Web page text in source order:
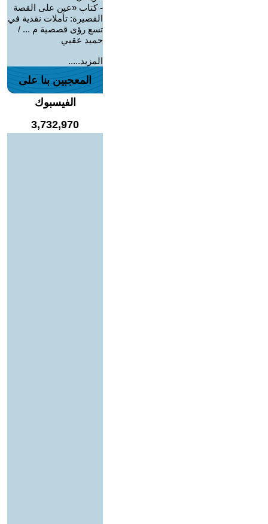
-كتاب «عين على القصة
القصيرة: تأملات نقدية في
تسع رؤى قصصية م ... /
حميد عقبي
المزيد.....
المعجبين بنا على
الفيسبوك
3,732,970